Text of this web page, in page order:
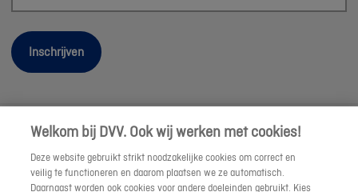
Inschrijven
Wettelijke informatie
Duurzaamheid
Sitemap
Welkom bij DVV. Ook wij werken met cookies!
Deze website gebruikt strikt noodzakelijke cookies om correct en
veilig te functioneren en daarom plaatsen we ze automatisch.
Daarnaast worden ook cookies voor andere doeleinden gebruikt. Kies